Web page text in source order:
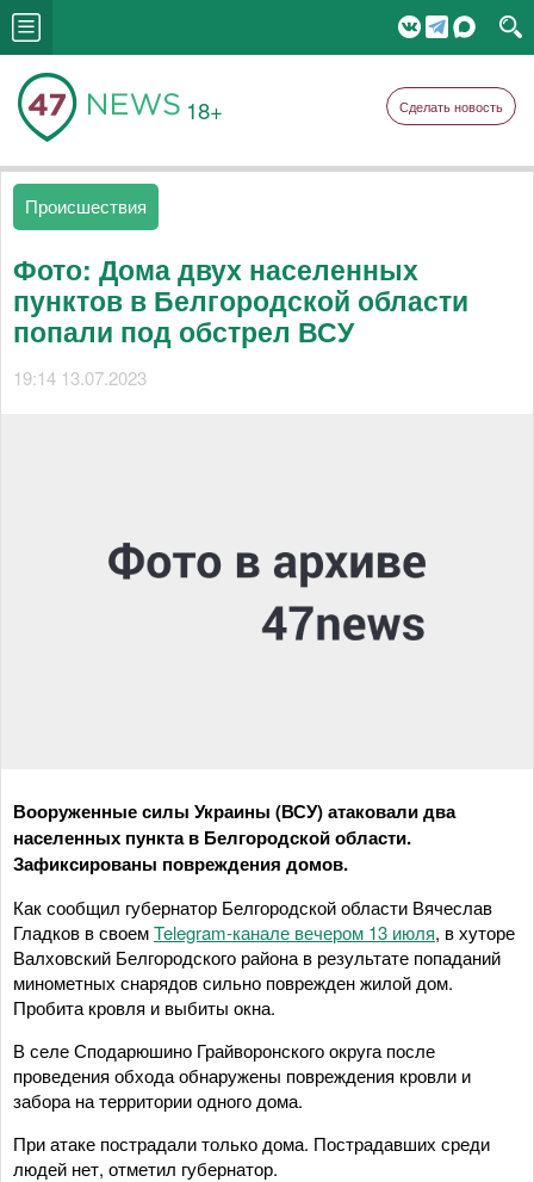
18+ Сделать новость
Происшествия
Фото: Дома двух населенных
пунктов в Белгородской области
попали под обстрел ВСУ
19:14 13.07.2023
Вооруженные силы Украины (ВСУ) атаковали два
населенных пункта в Белгородской области.
Зафиксированы повреждения домов.
Как сообщил губернатор Белгородской области Вячеслав
Гладков в своемTelegram-канале вечером 13 июля, в хуторе
Валховский Белгородского района в результате попаданий
минометных снарядов сильно поврежден жилой дом.
Пробита кровля и выбиты окна.
В селе Сподарюшино Грайворонского округа после
проведения обхода обнаружены повреждения кровли и
забора на территории одного дома.
При атаке пострадали только дома. Пострадавших среди
людей нет, отметил губернатор.